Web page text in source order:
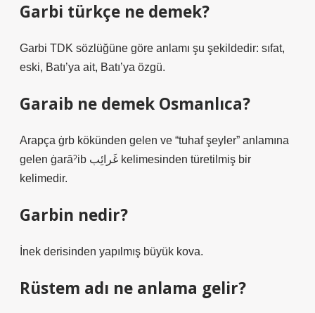
Garbi türkçe ne demek?
Garbi TDK sözlüğüne göre anlamı şu şekildedir: sıfat,
eski, Batı’ya ait, Batı’ya özgü.
Garaib ne demek Osmanlıca?
Arapça ġrb kökünden gelen ve “tuhaf şeyler” anlamına
gelen ġarāˀib غَرائِب kelimesinden türetilmiş bir
kelimedir.
Garbin nedir?
İnek derisinden yapılmış büyük kova.
Rüstem adı ne anlama gelir?